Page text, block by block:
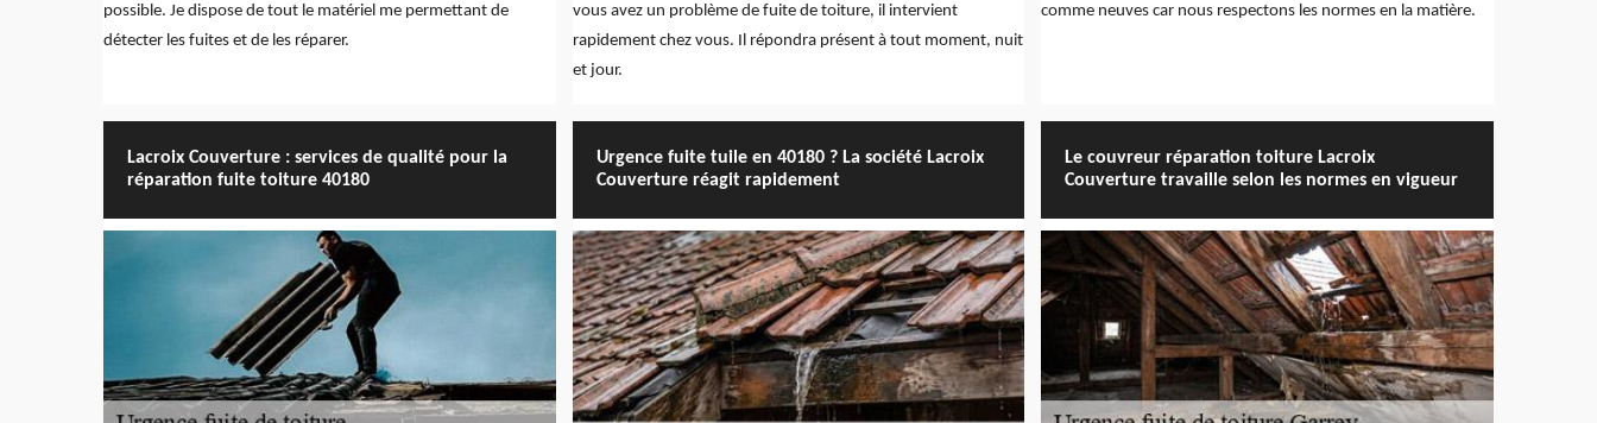
possible. Je dispose de tout le matériel me permettant de
détecter les fuites et de les réparer.
vous avez un problème de fuite de toiture, il intervient
rapidement chez vous. Il répondra présent à tout moment, nuit
et jour.
comme neuves car nous respectons les normes en la matière.
Lacroix Couverture : services de qualité pour la
réparation fuite toiture 40180
Urgence fuite tuile en 40180 ? La société Lacroix
Couverture réagit rapidement
Le couvreur réparation toiture Lacroix
Couverture travaille selon les normes en vigueur